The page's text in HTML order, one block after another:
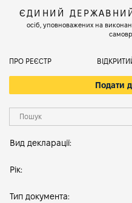
ЄДИНИЙ
осіб, уповноважених на
ПРО РЕЄСТР
Подати
Вид декларації:
Рік:
Тип документа: